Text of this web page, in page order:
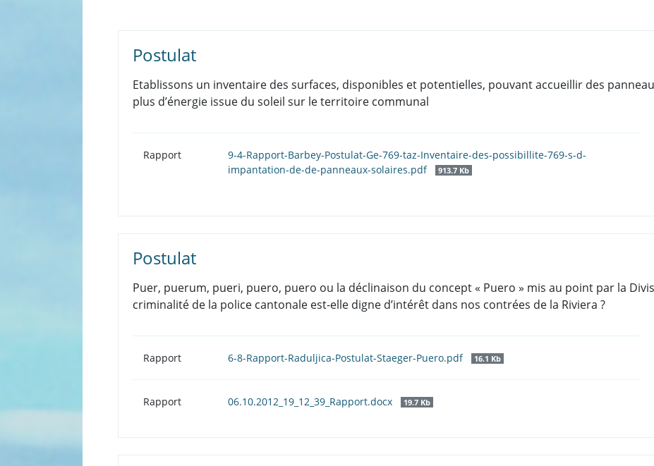
Postulat
Etablissons un inventaire des surfaces, disponibles et potentielles, pouvant accueillir des
plus d’énergie issue du soleil sur le territoire communal
Rapport
9-4-Rapport-Barbey-Postulat-Ge-769-taz-Inventaire-des-possibillite-769-s-d-
impantation-de-de-panneaux-solaires.pdf
913.7 Kb
Postulat
Puer, puerum, pueri, puero, puero ou la déclinaison du concept « Puero » mis au point par la
criminalité de la police cantonale est-elle digne d’intérêt dans nos contrées de la Riviera ?
Rapport 6-8-Rapport-Raduljica-Postulat-Staeger-Puero.pdf 16.1 Kb
Rapport 06.10.2012_19_12_39_Rapport.docx 19.7 Kb